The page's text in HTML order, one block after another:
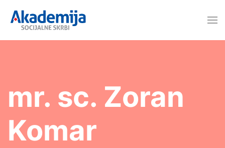
mr. sc. Zoran
Komar